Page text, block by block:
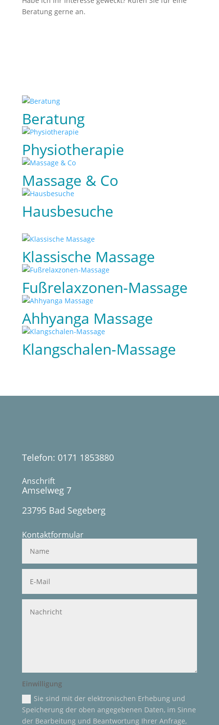
Beratung gerne an.
Beratung
Physiotherapie
Massage & Co
Hausbesuche
Klassische Massage
Fußrelaxzonen-Massage
Ahhyanga Massage
Klangschalen-Massage
Telefon: 0171 1853880
Anschrift
Amselweg 7
23795 Bad Segeberg
Kontaktformular
Einwilligung
Sie sind mit der elektronischen Erhebung und
Speicherung der oben angegebenen Daten, im Sinne
der Bearbeitung und Beantwortung Ihrer Anfrage,